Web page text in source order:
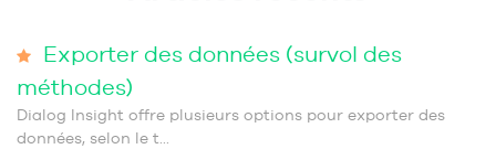
Exporter des données (survol des
méthodes)
Dialog Insight offre plusieurs options pour exporter des
données, selon le t...